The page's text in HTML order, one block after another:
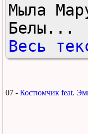
Мыла
Белы...
Весь
07 - Костюмчик feat.